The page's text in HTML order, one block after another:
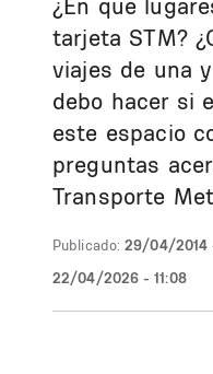
¿En qué
tarjeta STM?
viajes de una
debo hacer si
este espacio
preguntas
Transporte
Publicado: 29/04/2014
22/04/2026 - 11:08